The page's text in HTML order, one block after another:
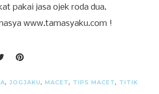
pakai jasa ojek roda dua.
www.tamasyaku.com !
, JOGJAKU, MACET, TIPS MACET, TITIK